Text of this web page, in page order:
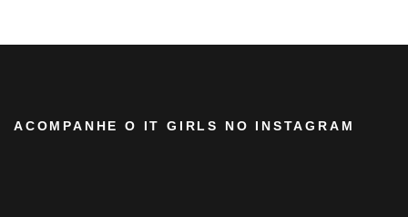
ACOMPANHE O IT GIRLS NO INSTAGRAM